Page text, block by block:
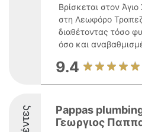
Βρίσκεται στον
στη Λεωφόρο
διαθέτοντας τόσο
όσο και
9.4
Pappas
Γεωργιος